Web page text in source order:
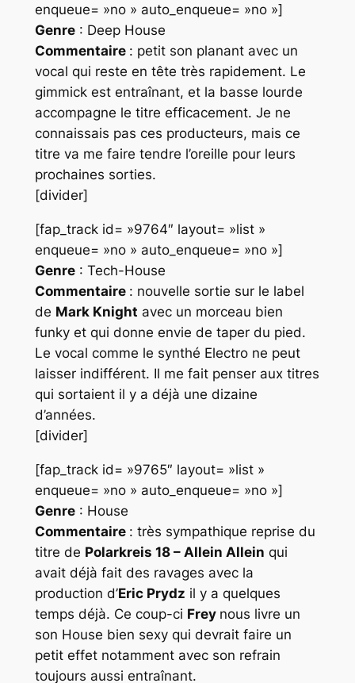
enqueue= »no » auto_enqueue= »no »]
Genre: Deep House
Commentaire : petit son planant avec un
vocal qui reste en tête très rapidement. Le
gimmick est entraînant, et la basse lourde
accompagne le titre efficacement. Je ne
connaissais pas ces producteurs, mais ce
titre va me faire tendre l’oreille pour leurs
prochaines sorties.
[divider]
[fap_track id= »9764″ layout= »list »
enqueue= »no » auto_enqueue= »no »]
Genre: Tech-House
Commentaire : nouvelle sortie sur le label
de Mark Knight avec un morceau bien
funky et qui donne envie de taper du pied.
Le vocal comme le synthé Electro ne peut
laisser indifférent. Il me fait penser aux titres
qui sortaient il y a déjà une dizaine
d’années.
[divider]
[fap_track id= »9765″ layout= »list »
enqueue= »no » auto_enqueue= »no »]
Genre: House
Commentaire : très sympathique reprise du
titre de Polarkreis 18 – Allein Allein qui
avait déjà fait des ravages avec la
production d’Eric Prydz il y a quelques
temps déjà. Ce coup-ci Frey nous livre un
son House bien sexy qui devrait faire un
petit effet notamment avec son refrain
toujours aussi entraînant.